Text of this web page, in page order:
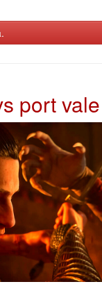
port vale